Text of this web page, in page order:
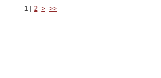
1 2 > >>